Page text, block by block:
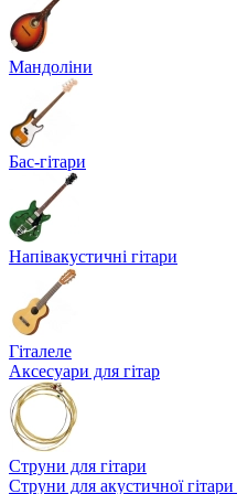
Мандоліни
Бас-гітари
Напівакустичні гітари
Гіталеле
Аксесуари для гітар
Струни для гітари
Струни для акустичної гітари